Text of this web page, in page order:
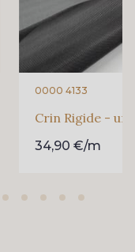
0000 4133
Crin Rigide -
34,90 €/m